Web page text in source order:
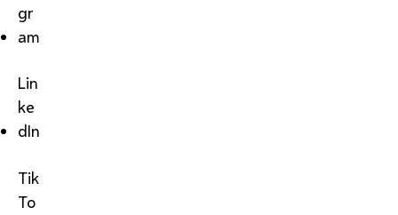
gr
am
Lin
ke
dIn
Tik
To